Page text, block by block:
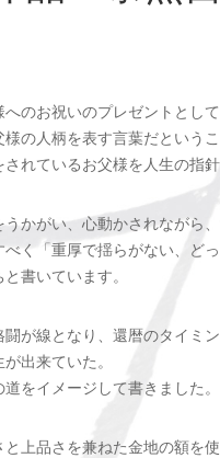
のお祝いのプレゼントとし
様の人柄を表す言葉だというこ
れているお父様を人生の指針
かがい、心動かされながら、
く「 重厚で揺らがない、ど
書いています。
が線となり、 還暦のタイミ
が出来ていた。
をイメージして書きました。
上品さを兼ねた金地の額を使